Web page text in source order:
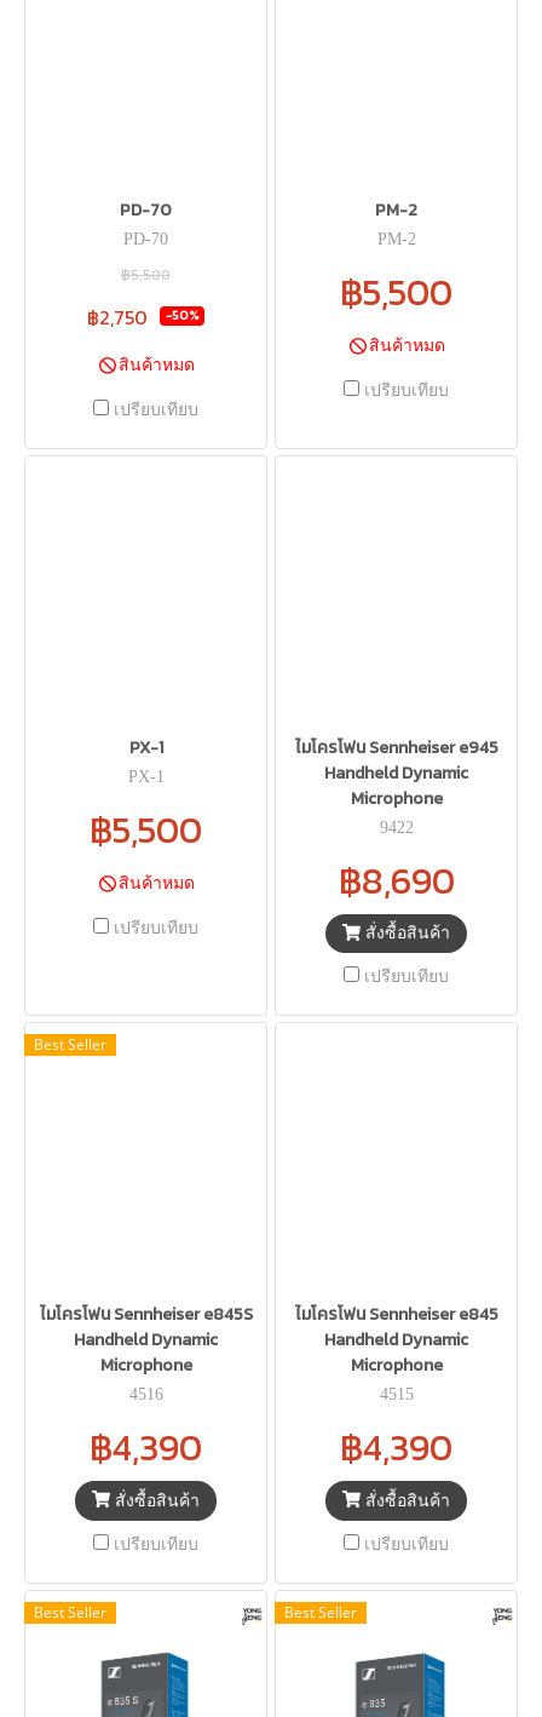
PD-70
PD-70
฿5,500
฿2,750 -50%
สินค้าหมด
เปรียบเทียบ
PM-2
PM-2
฿5,500
สินค้าหมด
เปรียบเทียบ
PX-1
PX-1
฿5,500
สินค้าหมด
เปรียบเทียบ
ไมโครโฟน Sennheiser e945
Handheld Dynamic
Microphone
9422
฿8,690
สั่งซื้อสินค้า
เปรียบเทียบ
Best Seller
ไมโครโฟน Sennheiser e845S
Handheld Dynamic
Microphone
4516
฿4,390
สั่งซื้อสินค้า
เปรียบเทียบ
ไมโครโฟน Sennheiser e845
Handheld Dynamic
Microphone
4515
฿4,390
สั่งซื้อสินค้า
เปรียบเทียบ
Best Seller Best Seller